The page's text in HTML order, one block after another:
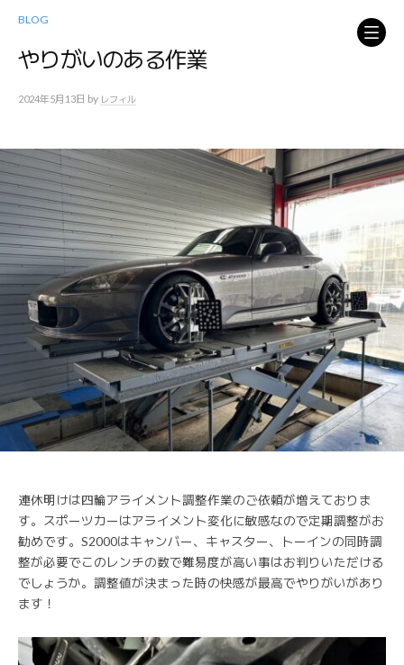
キ
ッ
プ
BLOG
やりがいのある作業
2024年5月13日 by レフィル
連休明けは四輪アライメント調整作業のご依頼が増えておりま
す。スポーツカーはアライメント変化に敏感なので定期調整がお
勧めです。S2000はキャンバー、キャスター、トーインの同時調
整が必要でこのレンチの数で難易度が高い事はお判りいただける
でしょうか。調整値が決まった時の快感が最高でやりがいがあり
ます！